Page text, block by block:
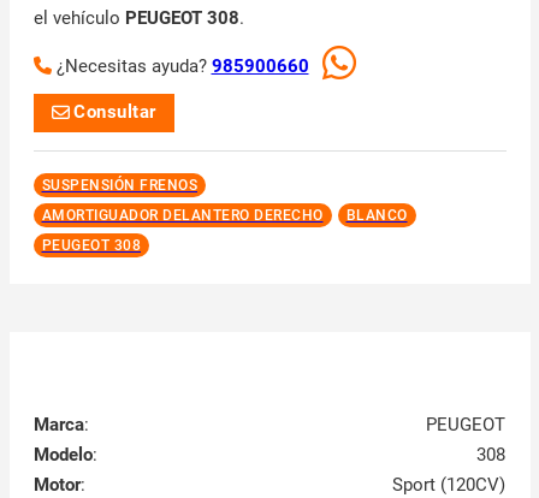
el vehículo PEUGEOT 308.
¿Necesitas ayuda? 985900660
Consultar
SUSPENSIÓN FRENOS
AMORTIGUADOR DELANTERO DERECHO
BLANCO
PEUGEOT 308
Marca:
PEUGEOT
Modelo:
308
Motor:
Sport (120CV)